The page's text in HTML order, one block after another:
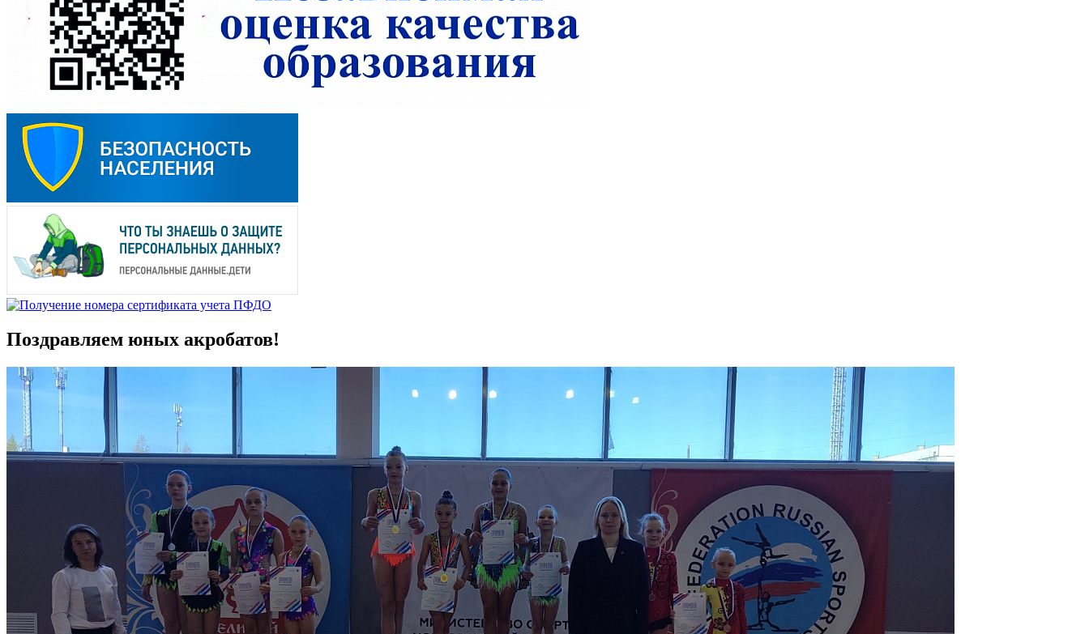
Поздравляем юных акробатов!